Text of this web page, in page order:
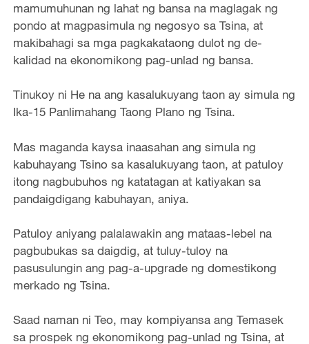
mamumuhunan ng lahat ng bansa na maglagak ng
pondo at magpasimula ng negosyo sa Tsina, at
makibahagi sa mga pagkakataong dulot ng de-
kalidad na ekonomikong pag-unlad ng bansa.
Tinukoy ni He na ang kasalukuyang taon ay simula ng
Ika-15 Panlimahang Taong Plano ng Tsina.
Mas maganda kaysa inaasahan ang simula ng
kabuhayang Tsino sa kasalukuyang taon, at patuloy
itong nagbubuhos ng katatagan at katiyakan sa
pandaigdigang kabuhayan, aniya.
Patuloy aniyang palalawakin ang mataas-lebel na
pagbubukas sa daigdig, at tuluy-tuloy na
pasusulungin ang pag-a-upgrade ng domestikong
merkado ng Tsina.
Saad naman ni Teo, may kompiyansa ang Temasek
sa prospek ng ekonomikong pag-unlad ng Tsina, at